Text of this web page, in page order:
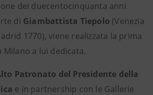
dei duecentocinquanta anni
di Giambattista Tiepolo (Venezia
1770), viene realizzata la prima
Milano a lui dedicata.
Patronato del Presidente della
e in partnership con le Gallerie